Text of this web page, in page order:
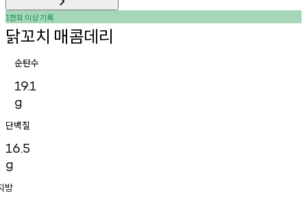
1천회 이상기록
닭꼬치 매콤데리
순탄수
19.1
g
단백질
16.5
g
방